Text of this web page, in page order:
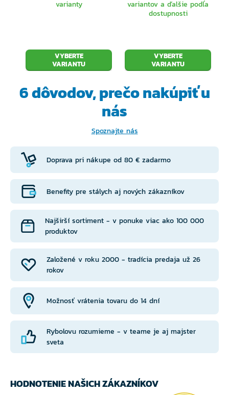
prút s veľmi rýchlou akciou unikátne kombinuje silu a
testovania bolo s týmto prútom dosiahnuté hodov s
nameranou vzdialenosťou presahujúcej 200m!
varianty
VYBERTE
VARIANTU
variantov a ďalšie podľa
dostupnosti
VYBERTE
VARIANTU
6 dôvodov, prečonakúpiť u
nás
Spoznajte nás
Doprava pri nákupe od 80 € zadarmo
Založené v roku 2000 - tradícia predaja už 26
rokov
Benefity pre stálych aj nových zákazníkov
Možnosť vrátenia tovaru do 14 dní
Najširší sortiment - v ponuke viac ako 100 000
produktov
Rybolovu rozumieme - v teame je aj majster
sveta
HODNOTENIE NAŠICH ZÁKAZNÍKOV